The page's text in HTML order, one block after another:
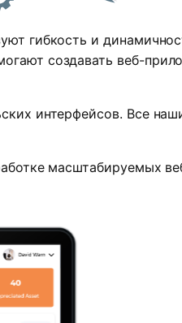
гибкость и
создавать веб-
интерфейсов. Все
масштабируемых